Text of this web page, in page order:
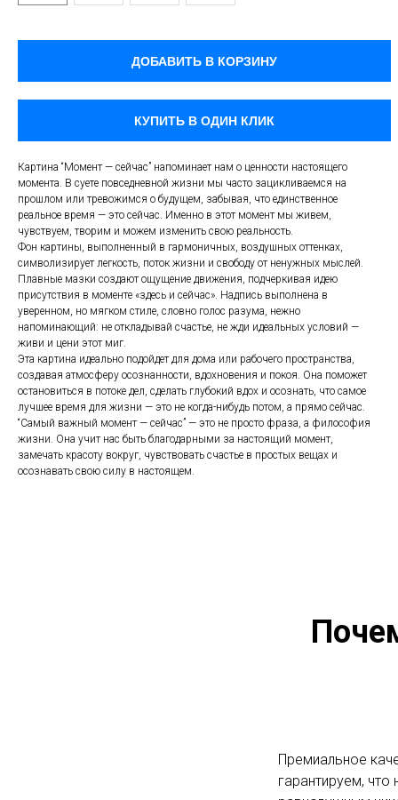
ДОБАВИТЬ В КОРЗИНУ
КУПИТЬ В ОДИН КЛИК
Картина “Момент — сейчас” напоминает нам о ценности настоящего
момента. В суете повседневной жизни мы часто зацикливаемся на
прошлом или тревожимся о будущем, забывая, что единственное
реальное время — это сейчас. Именно в этот момент мы живем,
чувствуем, творим и можем изменить свою реальность.
Фон картины, выполненный в гармоничных, воздушных оттенках,
символизирует легкость, поток жизни и свободу от ненужных мыслей.
Плавные мазки создают ощущение движения, подчеркивая идею
присутствия в моменте «здесь и сейчас». Надпись выполнена в
уверенном, но мягком стиле, словно голос разума, нежно
напоминающий: не откладывай счастье, не жди идеальных условий —
живи и цени этот миг.
Эта картина идеально подойдет для дома или рабочего пространства,
создавая атмосферу осознанности, вдохновения и покоя. Она поможет
остановиться в потоке дел, сделать глубокий вдох и осознать, что самое
лучшее время для жизни — это не когда-нибудь потом, а прямо сейчас.
“Самый важный момент — сейчас” — это не просто фраза, а философия
жизни. Она учит нас быть благодарными за настоящий момент,
замечать красоту вокруг, чувствовать счастье в простых вещах и
осознавать свою силу в настоящем.
Премиальное
гарантируем,